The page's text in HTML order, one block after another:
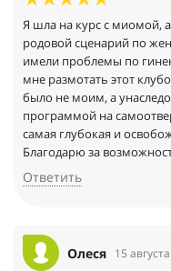
Я шла на курс с миомой,
родовой сценарий по
имели проблемы по
мне размотать этот
было не моим, а
программой на
самая глубокая и
Благодарю за
Ответить
Олеся 15